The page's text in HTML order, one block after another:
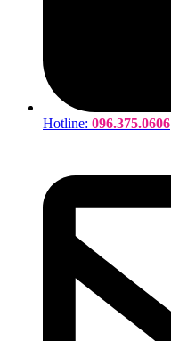
Hotline: 096.375.0606